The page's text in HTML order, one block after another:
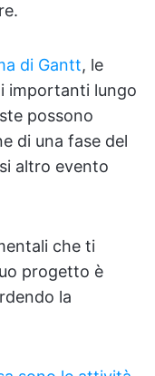
di Gantt, le
importanti lungo
possono
di una fase del
altro evento
che ti
progetto è
la